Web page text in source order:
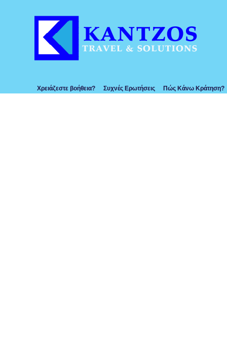
Χρειάζεστε βοήθεια? Συχνές Ερωτήσεις Πώς Κάνω Κράτηση?